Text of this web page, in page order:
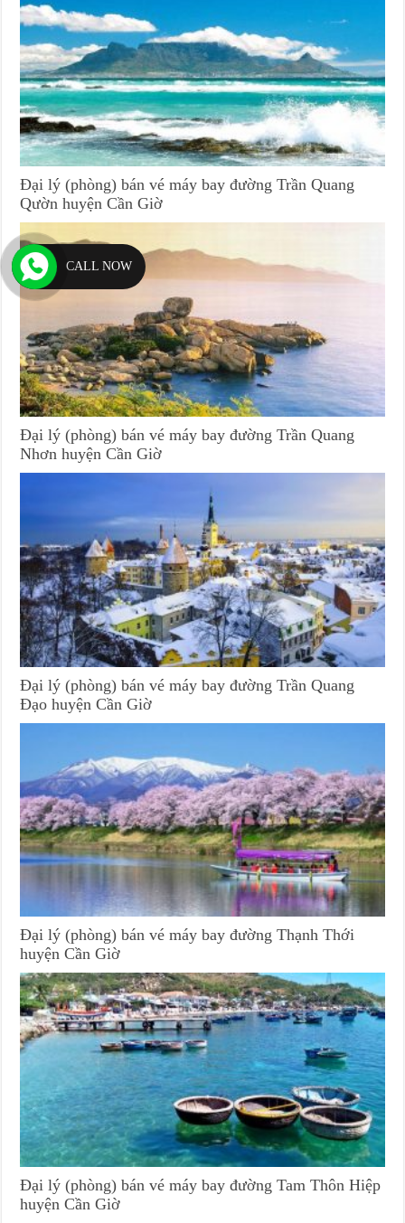
Đại lý (phòng) bán vé máy bay đường Trần Quang
Qườn huyện Cần Giờ
Đại lý (phòng) bán vé máy bay đường Trần Quang
Nhơn huyện Cần Giờ
Đại lý (phòng) bán vé máy bay đường Trần Quang
Đạo huyện Cần Giờ
Đại lý (phòng) bán vé máy bay đường Thạnh Thới
huyện Cần Giờ
Đại lý (phòng) bán vé máy bay đường Tam Thôn Hiệp
huyện Cần Giờ
CALL NOW